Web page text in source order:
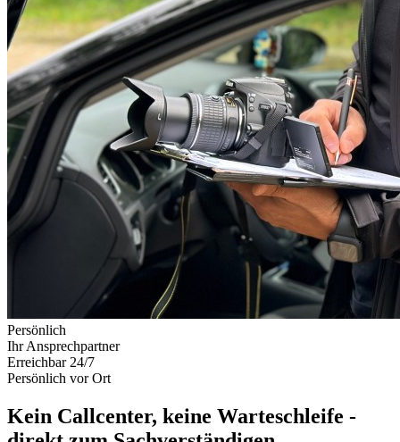
Persönlich
Ihr Ansprechpartner
Erreichbar 24/7
Persönlich vor Ort
Kein Callcenter, keine Warteschleife -